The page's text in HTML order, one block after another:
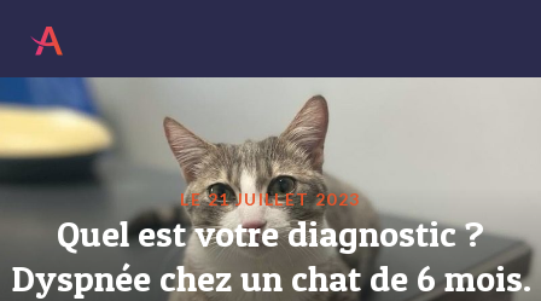
LE 21 JUILLET 2023
Quel est votre diagnostic ?
Dyspnée chez un chat de 6 mois.